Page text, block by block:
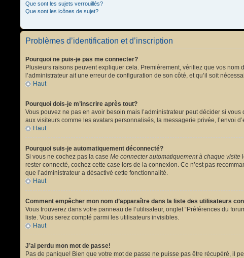
Que sont les sujets verrouillés?
Que sont les icônes de sujet?
Problèmes d’identification et d’inscription
Pourquoi ne puis-je pas me connecter?
Plusieurs raisons peuvent expliquer cela. Premièrement, vérifiez que vos nom
l’administrateur ait une erreur de configuration de son côté, et qu’il soit
Haut
Pourquoi dois-je m’inscrire après tout?
Vous pouvez ne pas en avoir besoin mais l’administrateur peut décider si
aux visiteurs comme les avatars personnalisés, la messagerie privée, l’envoi
Haut
Pourquoi suis-je automatiquement déconnecté?
Si vous ne cochez pas la case Me connecter automatiquement à chaque visite
rester connecté, cochez cette case lors de la connexion. Ce n’est pas
que l’administrateur a désactivé cette fonctionnalité.
Haut
Comment empêcher mon nom d’apparaître dans la liste des utilisateurs
Vous trouverez dans votre panneau de l’utilisateur, onglet “Préférences du
liste. Vous serez compté parmi les utilisateurs invisibles.
Haut
J’ai perdu mon mot de passe!
Pas de panique! Bien que votre mot de passe ne puisse pas être récupéré, il